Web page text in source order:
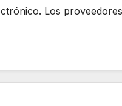
Los